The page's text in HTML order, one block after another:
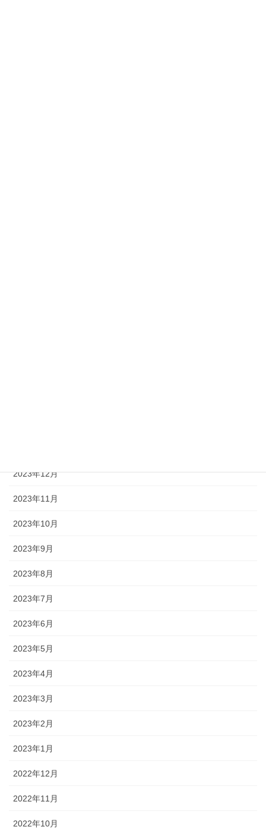
2023年12月
2023年11月
2023年10月
2023年9月
2023年8月
2023年7月
2023年6月
2023年5月
2023年4月
2023年3月
2023年2月
2023年1月
2022年12月
2022年11月
2022年10月